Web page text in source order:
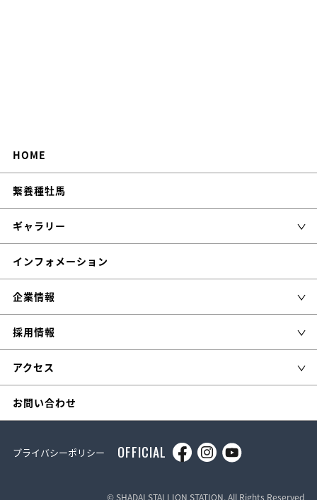
HOME
繋養種牡馬
ギャラリー
インフォメーション
企業情報
採用情報
アクセス
お問い合わせ
プライバシーポリシー OFFICIAL
© SHADAI STALLION STATION, All Rights Reserved